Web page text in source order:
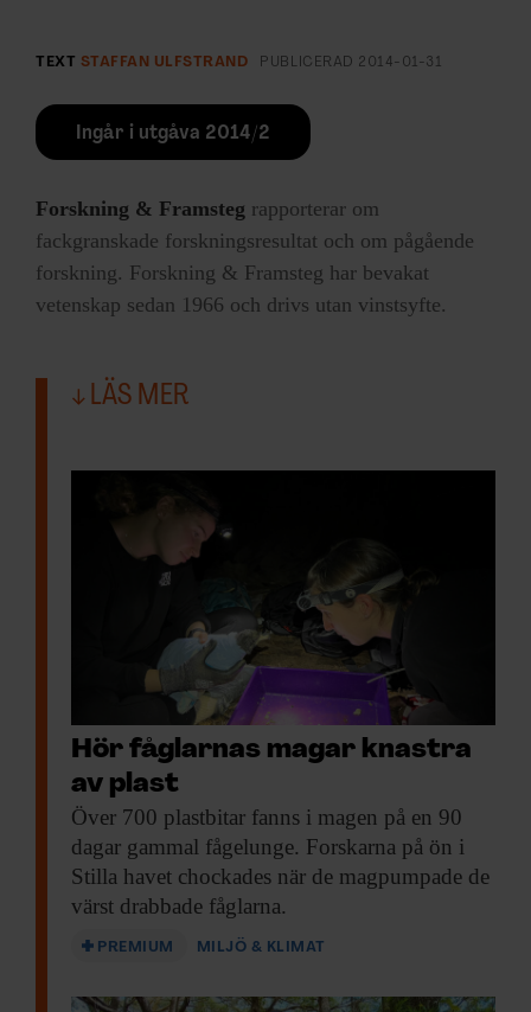
TEXT STAFFAN ULFSTRAND PUBLICERAD 2014-01-31
Ingår i utgåva 2014/2
Forskning & Framsteg rapporterar om
fackgranskade forskningsresultat och om pågående
forskning. Forskning & Framsteg har bevakat
vetenskap sedan 1966 och drivs utan vinstsyfte.
LÄS MER
Hör fåglarnas magar knastra
av plast
Över 700 plastbitar fanns i magen på en 90
dagar gammal fågelunge. Forskarna på ön i
Stilla havet chockades när de magpumpade de
värst drabbade fåglarna.
PREMIUM MILJÖ & KLIMAT